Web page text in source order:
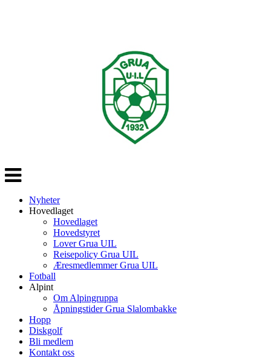
Veksle
navigasjon
Nyheter
Hovedlaget
Hovedlaget
Hovedstyret
Lover Grua UIL
Reisepolicy Grua UIL
Æresmedlemmer Grua UIL
Fotball
Alpint
Om Alpingruppa
Åpningstider Grua Slalombakke
Hopp
Diskgolf
Bli medlem
Kontakt oss